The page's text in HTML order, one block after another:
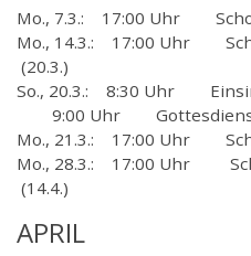
Mo., 7.3.: 17:00
Mo., 14.3.: 17:00
(20.3.)
So., 20.3.: 8:30 Uhr
9:00 Uhr Gottesdienst
Mo., 21.3.: 17:00 Uhr
Mo., 28.3.: 17:00
(14.4.)
APRIL